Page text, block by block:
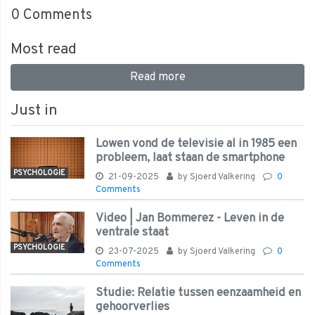
0 Comments
Most read
Read more
Just in
PSYCHOLOGIE
Lowen vond de televisie al in 1985 een
probleem, laat staan de smartphone
21-09-2025 by Sjoerd Valkering
0
Comments
PSYCHOLOGIE
Video | Jan Bommerez - Leven in de
ventrale staat
23-07-2025 by Sjoerd Valkering
0
Comments
Studie: Relatie tussen eenzaamheid en
gehoorverlies